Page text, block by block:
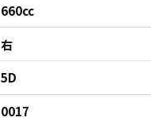
660cc
右
5D
0017